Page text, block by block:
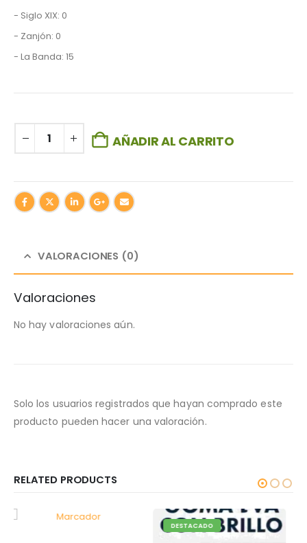
- Siglo XIX: 0
- Zanjón: 0
- La Banda: 15
AÑADIR AL CARRITO
VALORACIONES (0)
Valoraciones
No hay valoraciones aún.
Solo los usuarios registrados que hayan comprado este
producto pueden hacer una valoración.
RELATED PRODUCTS
DESTACADO